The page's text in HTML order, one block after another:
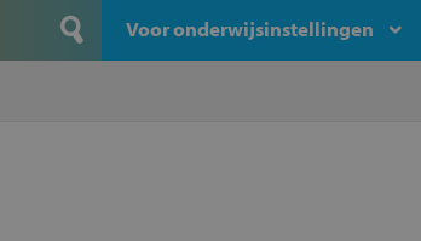
Voor onderwijsinstellingen